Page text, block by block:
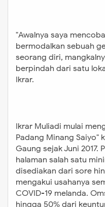
"Awalnya saya
bermodalkan sebuah
seorang diri,
berpindah dari satu
Ikrar.
Ikrar Muliadi mulai
Padang Minang Saiyo"
Gaung sejak Juni 2017.
halaman salah satu
disediakan dari sore
mengakui usahanya
COVID-19 melanda.
hingga 50% dari